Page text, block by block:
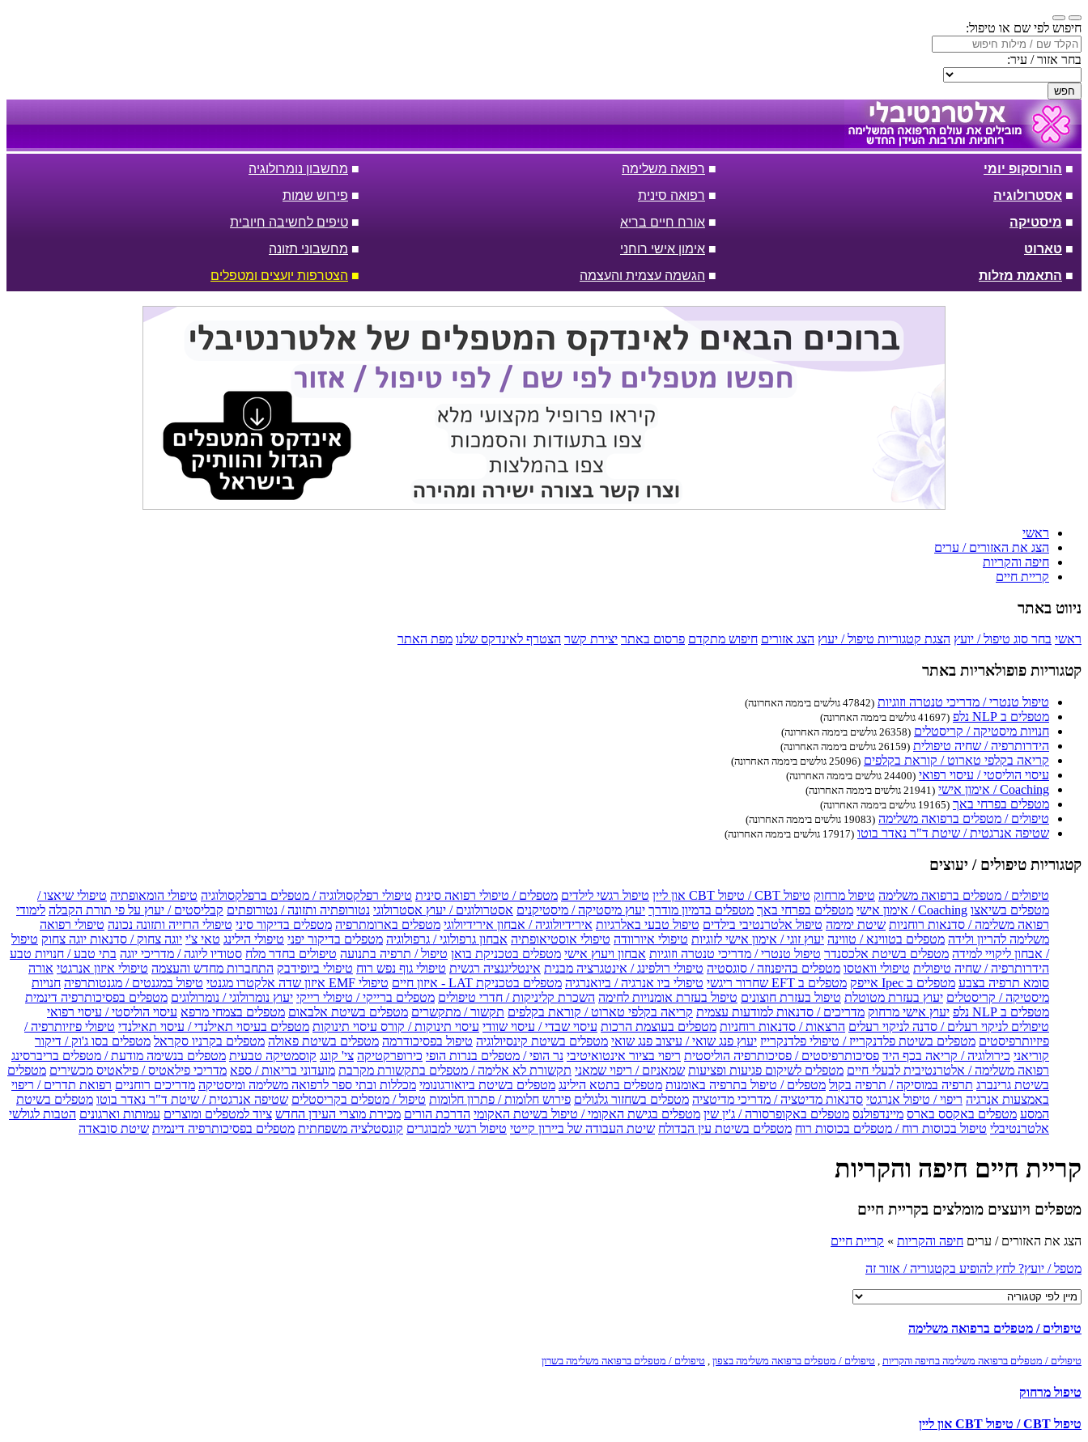
חיפוש לפי שם או טיפול:
בחר אזור / עיר:
חפש
■ הורוסקופ יומי ■ רפואה משלימה ■ מחשבון נומרולוגיה
■ אסטרולוגיה ■ רפואה סינית ■ פירוש שמות
■ מיסטיקה ■ אורח חיים בריא ■ טיפים לחשיבה חיובית
■ טארוט ■ אימון אישי רוחני ■ מחשבוני תזונה
■ התאמת מזלות ■ הגשמה עצמית והעצמה ■ הצטרפות יועצים ומטפלים
ראשי
הצג את האזורים / ערים
חיפה והקריות
קריית חיים
ניווט באתר
ראשי בחר סוג טיפול / יועץ הצגת קטגוריות טיפול / יעוץ הצג אזורים חיפוש מתקדם פרסום באתר יצירת קשר הצטרף לאינדקס שלנו מפת האתר
קטגוריות פופולאריות באתר
טיפול טנטרי / מדריכי טנטרה וזוגיות (47842 גולשים ביממה האחרונה)
מטפלים ב NLP נלפ (41697 גולשים ביממה האחרונה)
חנויות מיסטיקה / קריסטלים (26358 גולשים ביממה האחרונה)
הידרותרפיה / שחיה טיפולית (26159 גולשים ביממה האחרונה)
קריאה בקלפי טארוט / קוראת בקלפים (25096 גולשים ביממה האחרונה)
עיסוי הוליסטי / עיסוי רפואי (24400 גולשים ביממה האחרונה)
Coaching / אימון אישי (21941 גולשים ביממה האחרונה)
מטפלים בפרחי באך (19165 גולשים ביממה האחרונה)
טיפולים / מטפלים ברפואה משלימה (19083 גולשים ביממה האחרונה)
שטיפה אנרגטית / שיטת ד"ר נאדר בוטו (17917 גולשים ביממה האחרונה)
קטגוריות טיפולים / יעוצים
טיפולים / מטפלים ברפואה משלימה טיפול מרחוק טיפול CBT / טיפול CBT און ליין טיפול רגשי לילדים מטפלים / טיפולי רפואה סינית טיפולי רפלקסולוגיה / מטפלים ברפלקסולוגיה טיפולי הומאופתיה טיפולי שיאצו /
מטפלים בשיאצו Coaching / אימון אישי מטפלים בפרחי באך מטפלים בדמיון מודרך יעוץ מיסטיקה / מיסטיקנים אסטרולוגים / יעוץ אסטרולוגי נטורופתיה ותזונה / נטורופתים קבליסטים / יעוץ על פי תורת הקבלה לימודי
רפואה משלימה / סדנאות רוחניות שיטת ימימה טיפול אלטרנטיבי בילדים טיפול טבעי באלרגיות אירידיולוגיה / אבחון אירידיולוגי מטפלים בארומתרפיה מטפלים בדיקור סיני טיפולי הרזייה ותזונה נכונה טיפולי רפואה
משלימה להריון ולידה מטפלים בטווינא / טווינה יעוץ זוגי / אימון אישי לזוגיות טיפולי איורוודה טיפולי אוסטיאופתיה אבחון גרפולוגי / גרפולוגיה מטפלים בדיקור יפני טיפולי הילינג טאי צ'י יוגה צחוק / סדנאות יוגה צחוק טיפול
/ אבחון ליקויי למידה מטפלים בשיטת אלכסנדר טיפול טנטרי / מדריכי טנטרה וזוגיות אבחון ויעוץ אישי מטפלים בטכניקת בואן טיפול / תרפיה בתנועה טיפולים בחדר מלח סטודיו ליוגה / מדריכי יוגה בתי טבע / חנויות טבע
הידרותרפיה / שחיה טיפולית טיפולי וואטסו מטפלים בהיפנוזה / סוגסטיה טיפולי רולפינג / אינטגרציה מבנית אינטליגנציה רגשית טיפולי גוף נפש רוח טיפולי ביופידבק התחברות מחדש והעצמה טיפולי איזון אנרגטי אורה
סומא תרפיה בצבע מטפלים ב Ipec אייפק מטפלים ב EFT שחרור ריגשי טיפולי ביו אנרגיה / ביואנרגיה מטפלים בטכניקת LAT - איזון חיים טיפולי EMF איזון שדה אלקטרו מגנטי טיפול במגנטים / מגנטותרפיה חנויות
מיסטיקה / קריסטלים יעוץ בעזרת מטוטלת טיפול בעזרת חוצונים טיפול בעזרת אומנויות לחימה השכרת קליניקות / חדרי טיפולים מטפלים ברייקי / טיפולי רייקי יעוץ נומרולוגי / נומרולוגים מטפלים בפסיכותרפיה דינמית
מטפלים ב NLP נלפ
יעוץ אישי מרחוק מדריכים / סדנאות למודעות עצמית קריאה בקלפי טארוט / קוראת בקלפים תקשור / מתקשרים מטפלים בשיטת אלבאום מטפלים בצמחי מרפא עיסוי הוליסטי / עיסוי רפואי
טיפולים לניקוי רעלים / סדנה לניקוי רעלים הרצאות / סדנאות רוחניות מטפלים בעוצמת הרכות עיסוי שבדי / עיסוי שוודי עיסוי תינוקות / קורס עיסוי תינוקות מטפלים בעיסוי תאילנדי / עיסוי תאילנדי טיפולי פיזיותרפיה /
פיזיותרפיסטים מטפלים בשיטת פלדנקרייז / טיפולי פלדנקרייז יעוץ פנג שואי / עיצוב פנג שואי מטפלים בשיטת קינסיולוגיה טיפול בפסיכודרמה מטפלים בשיטת פאולה מטפלים בקרניו סקראל מטפלים בסו ג'וק / דיקור
קוריאני כירולוגיה / קריאה בכף היד פסיכותרפיסטים / פסיכותרפיה הוליסטית ריפוי בציור אינטואיטיבי נר הופי / מטפלים בנרות הופי כירופרקטיקה צי' קונג קוסמטיקה טבעית מטפלים בנשימה מודעת / מטפלים בריברסינג
רפואה משלימה / אלטרנטיבית לבעלי חיים מטפלים לשיקום פגיעות ופציעות שמאניזם / ריפוי שמאני תקשורת לא אלימה / מטפלים בתקשורת מקרבת מועדוני בריאות / ספא מדריכי פילאטיס / פילאטיס מכשירים מטפלים
בשיטת גרינברג תרפיה במוסיקה / תרפיה בקול מטפלים / טיפול בתרפיה באומנות מטפלים בתטא הילינג מטפלים בשיטת ביואורגונומי מכללות ובתי ספר לרפואה משלימה ומיסטיקה מדריכים רוחניים רפואת תדרים / ריפוי
באמצעות אנרגיה ריפוי / טיפול אנרגטי סדנאות מדיטציה / מדריכי מדיטציה מטפלים בשחזור גלגולים פירוש חלומות / פתרון חלומות טיפול / מטפלים בקריסטלים שטיפה אנרגטית / שיטת ד"ר נאדר בוטו מטפלים בשיטת
המסע מטפלים באקסס בארס מיינדפולנס מטפלים באקופרסורה / ג'ין שין מטפלים בגישת האקומי / טיפול בשיטת האקומי הדרכת הורים מכירת מוצרי העידן החדש ציוד למטפלים ומוצרים עמותות וארגונים הטבות לגולשי
אלטרנטיבלי טיפול בכוסות רוח / מטפלים בכוסות רוח מטפלים בשיטת עין הבדולח שיטת העבודה של ביירון קייטי טיפול רגשי למבוגרים קונסטלציה משפחתית מטפלים בפסיכותרפיה דינמית שיטת סובאדה
קריית חיים חיפה והקריות
מטפלים ויועצים מומלצים בקריית חיים
הצג את האזורים / ערים חיפה והקריות » קריית חיים
מטפל / יועץ? לחץ להופיע בקטגוריה / אזור זה
טיפולים / מטפלים ברפואה משלימה
טיפולים / מטפלים ברפואה משלימה בחיפה והקריות , טיפולים / מטפלים ברפואה משלימה בצפון , טיפולים / מטפלים ברפואה משלימה בשרון
טיפול מרחוק
טיפול CBT / טיפול CBT און ליין